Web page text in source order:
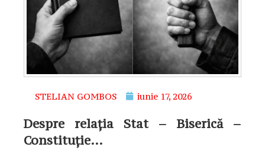
STELIAN GOMBOS iunie 17, 2026
Despre relaţia Stat – Biserică –
Constituţie…